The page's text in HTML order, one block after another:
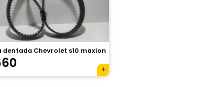
dentada Chevrolet s10 maxion